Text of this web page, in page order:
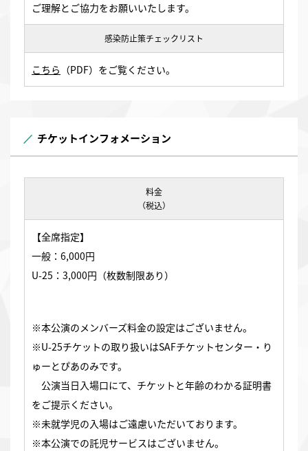
ご理解とご協力をお願いいたします。
感染防止策チェックリスト
こちら （PDF）をご覧ください。
チケットインフォメーション
料金
（税込）
【全席指定】
一般：6,000円
U-25：3,000円（枚数制限あり）
※本公演のメンバーズ料金の設定はございません。
※U-25チケットの取り扱いはSAFチケットセンター・り
ゅーとぴあのみです。
公演当日入場口にて、チケットと年齢のわかる証明書
をご提示ください。
※未就学児の入場はご遠慮いただいております。
※本公演での託児サービスはございません。